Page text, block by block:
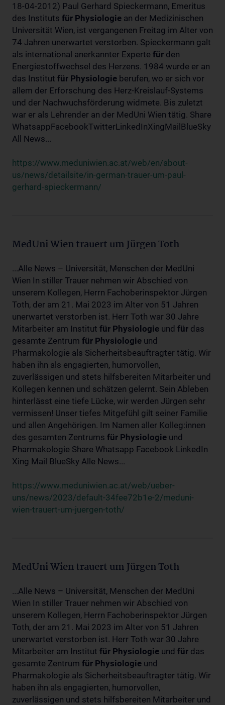
18-04-2012) Paul Gerhard Spieckermann, Emeritus
des Instituts für Physiologie an der Medizinischen
Universität Wien, ist vergangenen Freitag im Alter von
74 Jahren unerwartet verstorben. Spieckermann galt
als international anerkannter Experte für den
Energiestoffwechsel des Herzens. 1984 wurde er an
das Institut für Physiologie berufen, wo er sich vor
allem der Erforschung des Herz-Kreislauf-Systems
und der Nachwuchsförderung widmete. Bis zuletzt
war er als Lehrender an der MedUni Wien tätig. Share
WhatsappFacebookTwitterLinkedInXingMailBlueSky
All News...
https://www.meduniwien.ac.at/web/en/about-
us/news/detailsite/in-german-trauer-um-paul-
gerhard-spieckermann/
MedUni Wien trauert um Jürgen Toth
...Alle News – Universität, Menschen der MedUni
Wien In stiller Trauer nehmen wir Abschied von
unserem Kollegen, Herrn Fachoberinspektor Jürgen
Toth, der am 21. Mai 2023 im Alter von 51 Jahren
unerwartet verstorben ist. Herr Toth war 30 Jahre
Mitarbeiter am Institut für Physiologie und für das
gesamte Zentrum für Physiologie und
Pharmakologie als Sicherheitsbeauftragter tätig. Wir
haben ihn als engagierten, humorvollen,
zuverlässigen und stets hilfsbereiten Mitarbeiter und
Kollegen kennen und schätzen gelernt. Sein Ableben
hinterlässt eine tiefe Lücke, wir werden Jürgen sehr
vermissen! Unser tiefes Mitgefühl gilt seiner Familie
und allen Angehörigen. Im Namen aller Kolleg:innen
des gesamten Zentrums für Physiologie und
Pharmakologie Share Whatsapp Facebook LinkedIn
Xing Mail BlueSky Alle News...
https://www.meduniwien.ac.at/web/ueber-
uns/news/2023/default-34fee72b1e-2/meduni-
wien-trauert-um-juergen-toth/
MedUni Wien trauert um Jürgen Toth
...Alle News – Universität, Menschen der MedUni
Wien In stiller Trauer nehmen wir Abschied von
unserem Kollegen, Herrn Fachoberinspektor Jürgen
Toth, der am 21. Mai 2023 im Alter von 51 Jahren
unerwartet verstorben ist. Herr Toth war 30 Jahre
Mitarbeiter am Institut für Physiologie und für das
gesamte Zentrum für Physiologie und
Pharmakologie als Sicherheitsbeauftragter tätig. Wir
haben ihn als engagierten, humorvollen,
zuverlässigen und stets hilfsbereiten Mitarbeiter und